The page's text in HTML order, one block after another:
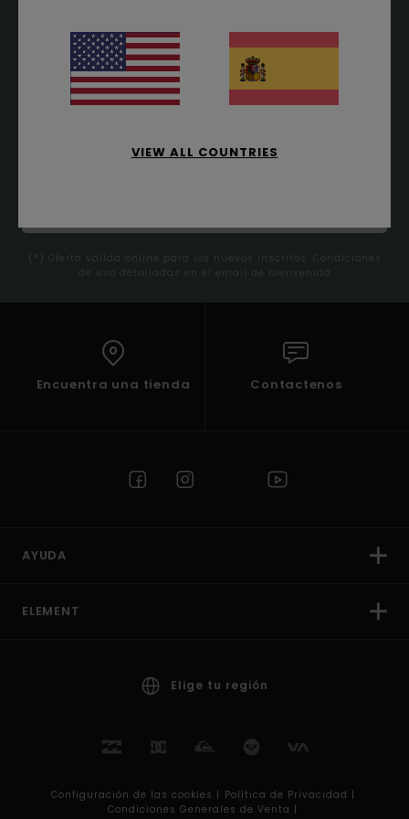
ONLINE*
Suscríbete ahora para recibir las ultimas informaciones
y ofertas exclusivas.
(*) Oferta valida online para los nuevos inscritos. Condiciones
de uso detalladas en el email de bienvenida
Encuentra una tienda Contactenos
AYUDA
ELEMENT
Elige tu región
Configuración de las cookies | Política de Privacidad |
Condiciones Generales de Venta |
VIEW ALL COUNTRIES